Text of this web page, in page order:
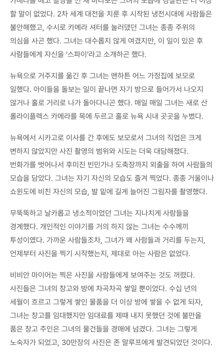
할 말이 없었다. 2차 세계 대전을 치룬 후 시작된 냉전시대에 사람들은
불안해했고, 수시로 카메라 셔터를 눌러댔던 그녀는 종종 주위의
의심을 사곤 했다. 그녀는 대수롭지 않게 여겼지만, 이 일이 있은 후
사람들에게 자신을 ‘스파이’라고 소개하곤 했다.
뉴욕으로 거주지를 옮긴 후 그녀는 맨하튼 어느 가정집에 보모로
일했다. 아이들을 돌보는 일이 끝나면 자기 방으로 들어가서 나오지
않거나 홀로 거리로 나가 돌아다니곤 했다. 매일 매일 그녀는 새로 산
롤라이플렉스 카메라를 목에 두르고 홀로 뉴욕 시내 곳곳을 누볐다.
뉴욕에서 시카고로 이사를 간 후에도 보모로서 그녀의 직업은 크게
변하지 않았지만 사진 촬영의 범위와 시도는 더욱 대담해졌다.
번화가를 벗어나서 후미진 빈민가나 도축장까지 외출을 하여 사람들의
모습을 담았다. 그녀는 자기 자신의 모습도 즐겨 찍었다. 종종 거울이나
쇼윈도에 비친 자신의 모습, 발 밑에 길게 늘어진 그림자를 촬영했다.
무뚝뚝하고 날카롭고 냉소적이었던 그녀는 지나치게 사람들을
경계했다. 개인적인 이야기를 거의 하지 않는 그녀는 수수께끼
투성이였다. 가까운 사람들조차, 그녀가 왜 사람들과 거리를 두는지,
언제부터 사진을 찍기 시작했는지, 제대로 아는 사람은 없었다.
비비안 마이어는 찍은 사진을 사람들에게 보여주는 것도 꺼렸다.
사진들은 그녀의 창고와 방에 차곡차곡 쌓일 뿐이었다. 수십 년의
세월이 흐르고 그렇게 쌓인 물품을 더 이상 방에 쌓을 수 없게 되자,
그녀는 창고를 임대했지만 임대료를 제때 내지 못했던 것에 불만을
품은 창고 주인은 그녀의 물건들을 경매에 넘겼다. 그녀는 그렇게
노숙자가 되었고, 30만장의 사진은 존 말루프에게 발견되었던 것이다.